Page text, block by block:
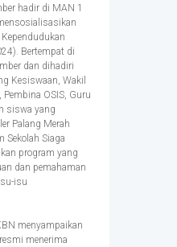
hadir di MAN 1
Bertempat di
dan dihadiri
Kesiswaan, Wakil
OSIS, Guru
siswa yang
Palang Merah
Sekolah Siaga
program yang
dan pemahaman
isu
menyampaikan
menerima